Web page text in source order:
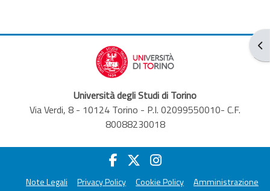
Università degli Studi di Torino
Via Verdi, 8 - 10124 Torino - P.I. 02099550010- C.F.
80088230018
Note Legali Privacy Policy Cookie Policy
Amministrazione